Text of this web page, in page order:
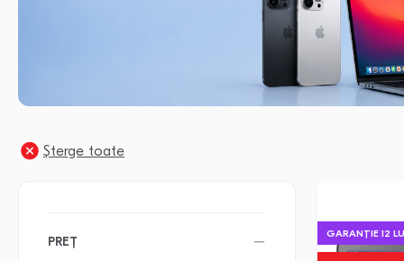
Șterge toate
PREȚ
GARANȚIE 12